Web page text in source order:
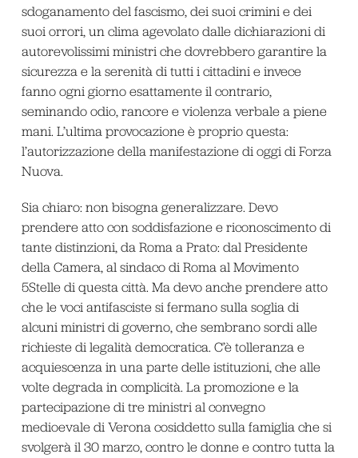
sdoganamento del fascismo, dei suoi crimini e dei
suoi orrori, un clima agevolato dalle dichiarazioni di
autorevolissimi ministri che dovrebbero garantire la
sicurezza e la serenità di tutti i cittadini e invece
fanno ogni giorno esattamente il contrario,
seminando odio, rancore e violenza verbale a piene
mani. L’ultima provocazione è proprio questa:
l’autorizzazione della manifestazione di oggi di Forza
Nuova.
Sia chiaro: non bisogna generalizzare. Devo
prendere atto con soddisfazione e riconoscimento di
tante distinzioni, da Roma a Prato: dal Presidente
della Camera, al sindaco di Roma al Movimento
5Stelle di questa città. Ma devo anche prendere atto
che le voci antifasciste si fermano sulla soglia di
alcuni ministri di governo, che sembrano sordi alle
richieste di legalità democratica. C’è tolleranza e
acquiescenza in una parte delle istituzioni, che alle
volte degrada in complicità. La promozione e la
partecipazione di tre ministri al convegno
medioevale di Verona cosiddetto sulla famiglia che si
svolgerà il 30 marzo, contro le donne e contro tutta la